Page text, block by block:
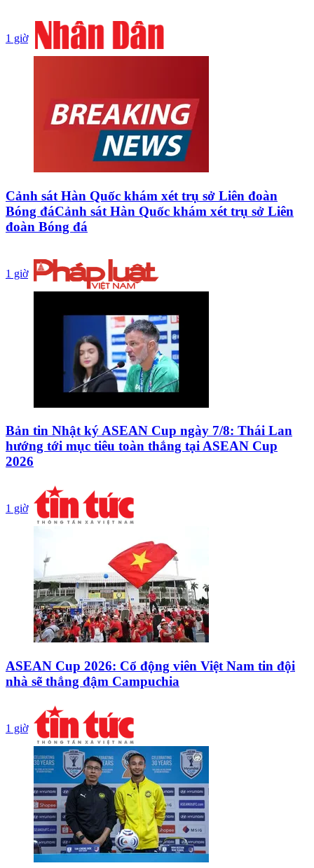
1 giờ
Cảnh sát Hàn Quốc khám xét trụ sở Liên đoàn
Bóng đáCảnh sát Hàn Quốc khám xét trụ sở Liên
đoàn Bóng đá
1 giờ
Bản tin Nhật ký ASEAN Cup ngày 7/8: Thái Lan
hướng tới mục tiêu toàn thắng tại ASEAN Cup
2026
1 giờ
ASEAN Cup 2026: Cổ động viên Việt Nam tin đội
nhà sẽ thắng đậm Campuchia
1 giờ